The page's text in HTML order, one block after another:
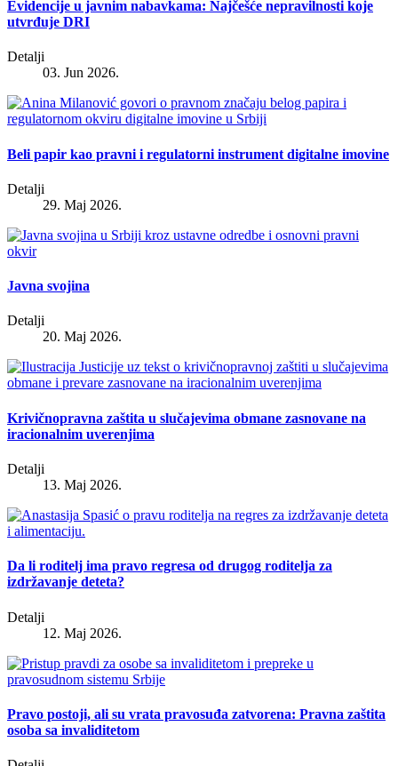
Evidencije u javnim nabavkama: Najčešće nepravilnosti koje
utvrđuje DRI
Detalji
03. Jun 2026.
Beli papir kao pravni i regulatorni instrument digitalne imovine
Detalji
29. Maj 2026.
Javna svojina
Detalji
20. Maj 2026.
Krivičnopravna zaštita u slučajevima obmane zasnovane na
iracionalnim uverenjima
Detalji
13. Maj 2026.
Da li roditelj ima pravo regresa od drugog roditelja za
izdržavanje deteta?
Detalji
12. Maj 2026.
Pravo postoji, ali su vrata pravosuđa zatvorena: Pravna zaštita
osoba sa invaliditetom